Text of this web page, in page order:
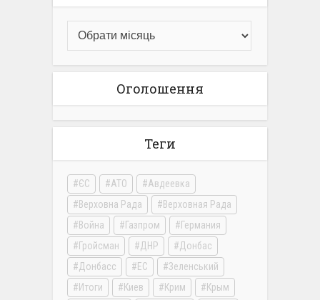
Оголошення
Теги
ЄС АТО
Авдеевка
Верховна Рада
Верховная Рада
Война
Газпром
Германия
Гройсман
ДНР
Донбас
Донбасс
ЕС
Зеленський
Итоги
Киев Крим
Крым